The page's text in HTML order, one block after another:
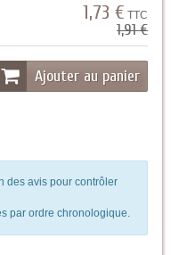
1,73 € TTC
1,91 €
Ajouter au panier
des avis pour contrôler
par ordre chronologique.